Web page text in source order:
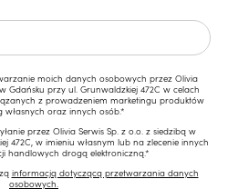
moich danych osobowych przez Olivia
Gdańsku przy ul. Grunwaldzkiej 472C w celach
z prowadzeniem marketingu produktów
własnych oraz innych osób.*
przez Olivia Serwis Sp. z o.o. z siedzibą w
472C, w imieniu własnym lub na zlecenie innych
handlowych drogą elektroniczną.*
informacją dotyczącą przetwarzania danych
osobowych.